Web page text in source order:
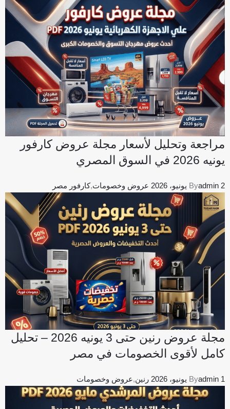
مراجعة وتحليل لأسعار مجلة عروض كارفور
يونيه 2026 في السوق المصري
Byadmin 2 يونيو، 2026 عروض وخصومات,كارفور مصر
مجلة عروض رنين حتى 3 يونيه 2026 – تحليل
كامل لأقوى الخصومات في مصر
Byadmin 1 يونيو، 2026 رنين,عروض وخصومات